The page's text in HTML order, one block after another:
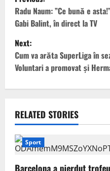
o
s
t
n
v
i
g
Radu Naum: ”Ce bună e
Gabi Balint, în direct la TV
Next:
Cum va arăta SuperLiga în
Voluntari a promovat și
RELATED STORIES
Sport
Barcelona a pierdut